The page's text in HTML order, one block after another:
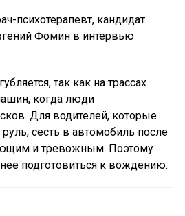
психотерапевт, кандидат
Фомин в интервью
так как на трассах
когда люди
Для водителей, которые
сесть в автомобиль после
и тревожным. Поэтому
подготовиться к вождению.